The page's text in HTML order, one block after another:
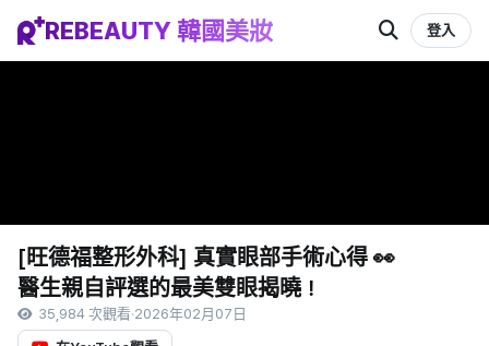
REBEAUTY 韓國美妝 登入
[旺德福整形外科] 真實眼部手術心得 👀
醫生親自評選的最美雙眼揭曉！
35,984 次觀看·2026年02月07日